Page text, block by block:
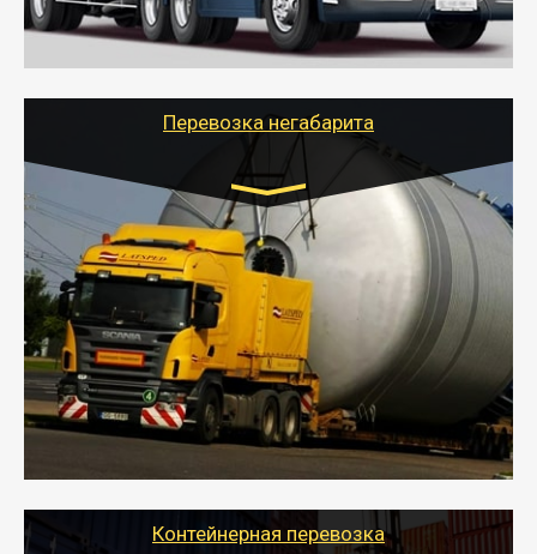
книжкой у водителя.
- Тайгер Логистик поможет быстро перевезти
скоропортящиеся продукты в любой город России с
Перевозка негабарита
Цена за км. Рассчитывается
индивидуально
- Перевозка техники и негабаритных грузов
осуществляется после получения разрешения на
перевозку (обычно 7-14 дней).
- Тайгер Логистик в короткие сроки поможет вам
качественно и безопасно перевезти негабаритные
грузы по всей России тралом, манипулятором и
другим транспортом и подобрать оптимальный
Контейнерная перевозка